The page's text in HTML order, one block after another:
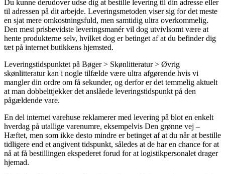
Du kunne derudover udse dig at bestille levering til din adresse eller
til adressen på dit arbejde. Leveringsmetoden viser sig for det meste
en sjat mere omkostningsfuld, men samtidig ultra overkommelig.
Den mest prisbevidste leveringsmanér vil dog utvivlsomt være at
hente produkterne selv, hvilket dog er betinget af at du befinder dig
tæt på internet butikkens hjemsted.
Leveringstidspunktet på Bøger > Skønlitteratur > Øvrig
skønlitteratur kan i nogle tilfælde være ultra afgørende hvis vi
mangler din ordre om få sekunder, og derfor er det temmelig aktuelt
at man dobbelttjekker det anslåede leveringstidspunkt på den
pågældende vare.
En del internet varehuse reklamerer med levering på blot en enkelt
hverdag på utallige varenumre, eksempelvis Den grønne vej –
Hæftet, men som ikke desto mindre er betinget af at du når at bestille
tidligere end et angivent tidspunkt, således at de har en chance for at
nå at få bestillingen ekspederet forud for at logistikpersonalet drager
hjemad.